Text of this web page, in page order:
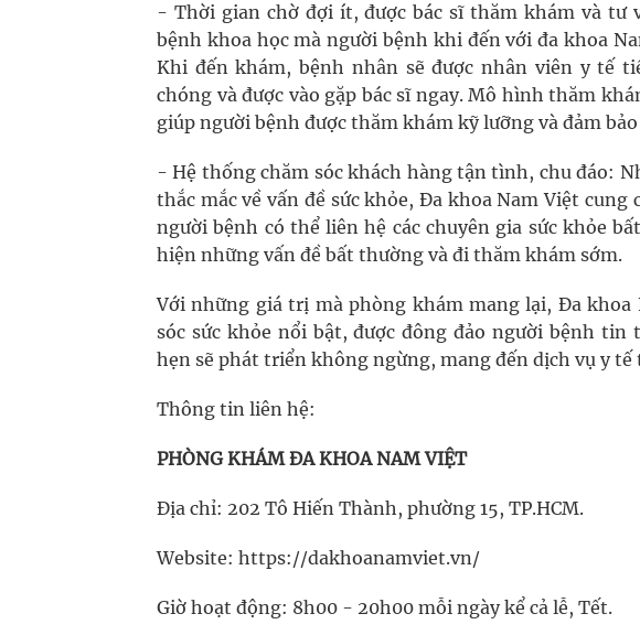
- Thời gian chờ đợi ít, được bác sĩ thăm khám và tư
bệnh khoa học mà người bệnh khi đến với đa khoa
Khi đến khám, bệnh nhân sẽ được nhân viên y tế
chóng và được vào gặp bác sĩ ngay. Mô hình thăm
giúp người bệnh được thăm khám kỹ lưỡng và đảm
- Hệ thống chăm sóc khách hàng tận tình, chu đáo:
thắc mắc về vấn đề sức khỏe, Đa khoa Nam Việt
người bệnh có thể liên hệ các chuyên gia sức khỏe
hiện những vấn đề bất thường và đi thăm khám sớm.
Với những giá trị mà phòng khám mang lại, Đa
sóc sức khỏe nổi bật, được đông đảo người bệnh
hẹn sẽ phát triển không ngừng, mang đến dịch vụ y
Thông tin liên hệ:
PHÒNG KHÁM ĐA KHOA NAM VIỆT
Địa chỉ: 202 Tô Hiến Thành, phường 15, TP.HCM.
Website: https://dakhoanamviet.vn/
Giờ hoạt động: 8h00 - 20h00 mỗi ngày kể cả lễ, Tết.